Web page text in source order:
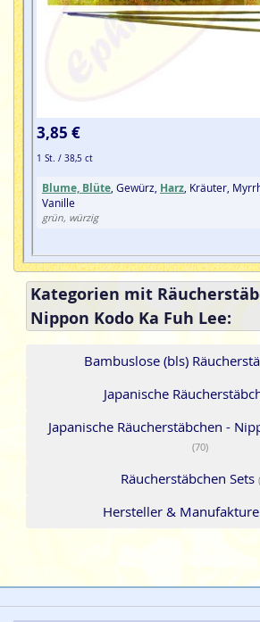
3,85 €
1 St. / 38,5 ct
Blume, Blüte , Gewürz, Harz , Kräuter,
Vanille
grün, würzig
Kategorien mit
Nippon Kodo Ka Fuh Lee:
Bambuslose (bls)
Japanische
Japanische Räucherstäbchen -
(70)
Räucherstäbchen Sets
Hersteller &